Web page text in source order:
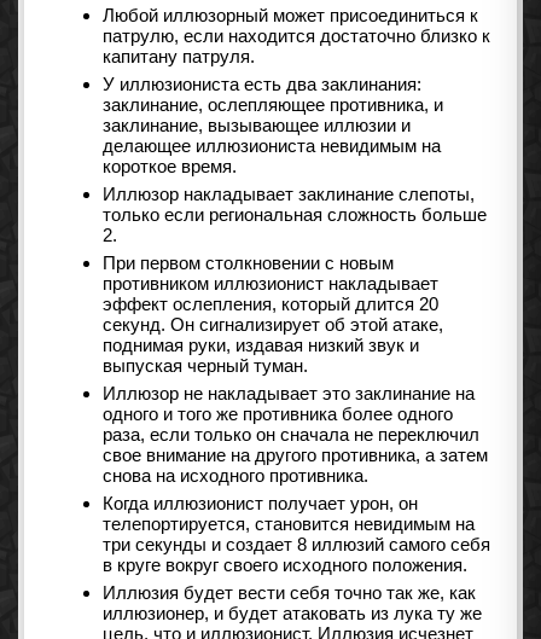
Любой иллюзорный может присоединиться к
патрулю, если находится достаточно близко к
капитану патруля.
У иллюзиониста есть два заклинания:
заклинание, ослепляющее противника, и
заклинание, вызывающее иллюзии и
делающее иллюзиониста невидимым на
короткое время.
Иллюзор накладывает заклинание слепоты,
только если региональная сложность больше
2.
При первом столкновении с новым
противником иллюзионист накладывает
эффект ослепления, который длится 20
секунд. Он сигнализирует об этой атаке,
поднимая руки, издавая низкий звук и
выпуская черный туман.
Иллюзор не накладывает это заклинание на
одного и того же противника более одного
раза, если только он сначала не переключил
свое внимание на другого противника, а затем
снова на исходного противника.
Когда иллюзионист получает урон, он
телепортируется, становится невидимым на
три секунды и создает 8 иллюзий самого себя
в круге вокруг своего исходного положения.
Иллюзия будет вести себя точно так же, как
иллюзионер, и будет атаковать из лука ту же
цель, что и иллюзионист. Иллюзия исчезнет